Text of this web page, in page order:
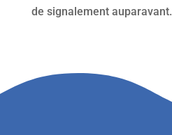
de signalement auparavant.